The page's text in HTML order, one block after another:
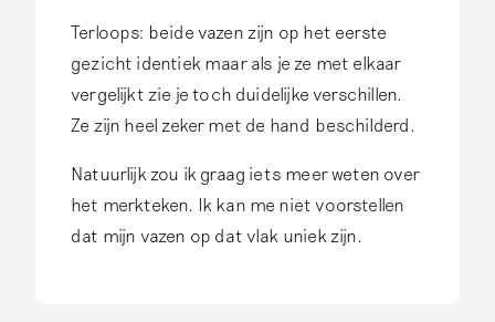
n
a
n
d
Terloops: beide vazen zijn op het eerste
gezicht identiek maar als je ze met elkaar
vergelijkt zie je toch duidelijke verschillen.
Ze zijn heel zeker met de hand beschilderd.
Natuurlijk zou ik graag iets meer weten over
het merkteken. Ik kan me niet voorstellen
dat mijn vazen op dat vlak uniek zijn.